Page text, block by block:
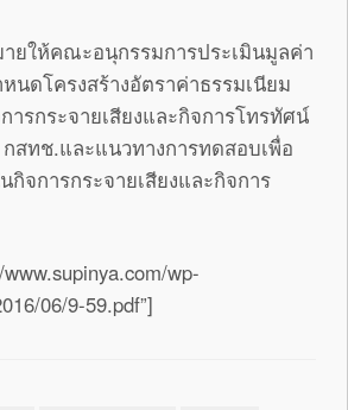
ยให้คณะอนุกรรมการประเมินมูลค่า
นดโครงสร้างอัตราค่าธรรมเนียม
ารกระจายเสียงและกิจการโทรทัศน์
สทช.และแนวทางการทดสอบเพื่อ
กิจการกระจายเสียงและกิจการ
wp-
06/9-59.pdf”]